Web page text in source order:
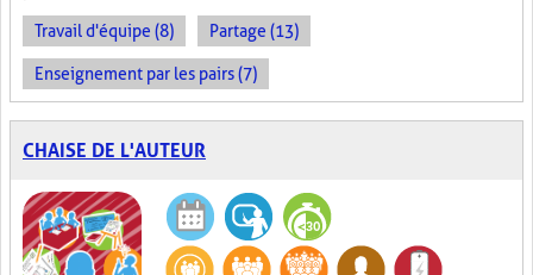
Travail d'équipe (8) Partage (13)
Enseignement par les pairs (7)
CHAISE DE L'AUTEUR